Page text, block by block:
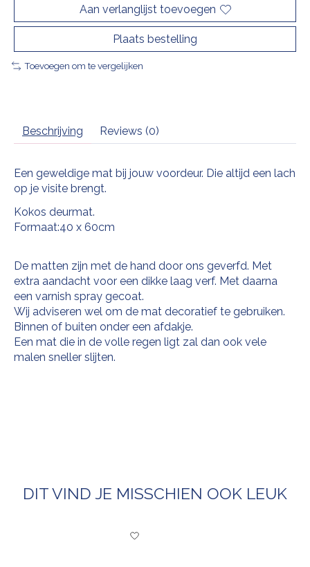
Aan verlanglijst toevoegen
Plaats bestelling
Toevoegen om te vergelijken
Beschrijving Reviews (0)
Een geweldige mat bij jouw voordeur. Die altijd een lach
op je visite brengt.
Kokos deurmat.
Formaat:40 x 60cm
De matten zijn met de hand door ons geverfd. Met
extra aandacht voor een dikke laag verf. Met daarna
een varnish spray gecoat.
Wij adviseren wel om de mat decoratief te gebruiken.
Binnen of buiten onder een afdakje.
Een mat die in de volle regen ligt zal dan ook vele
malen sneller slijten.
DIT VIND JE MISSCHIEN OOK LEUK
Items van productcarrousel